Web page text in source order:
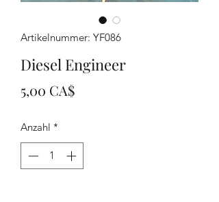
Artikelnummer: YF086
Diesel Engineer
5,00 CA$Preis
Anzahl *